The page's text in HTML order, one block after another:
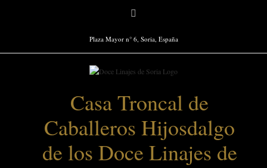
Plaza Mayor n° 6, Soria, España
Casa Troncal de
Caballeros Hijosdalgo
de los Doce Linajes de